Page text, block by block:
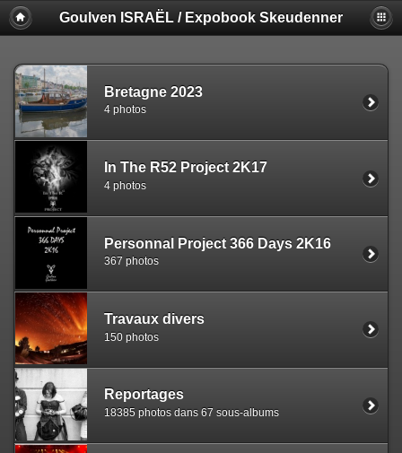
Goulven ISRAËL / Expobook Skeudenner
Bretagne 2023
4 photos
In The R52 Project 2K17
4 photos
Personnal Project 366 Days 2K16
367 photos
Travaux divers
150 photos
Reportages
18385 photos dans 67 sous-albums